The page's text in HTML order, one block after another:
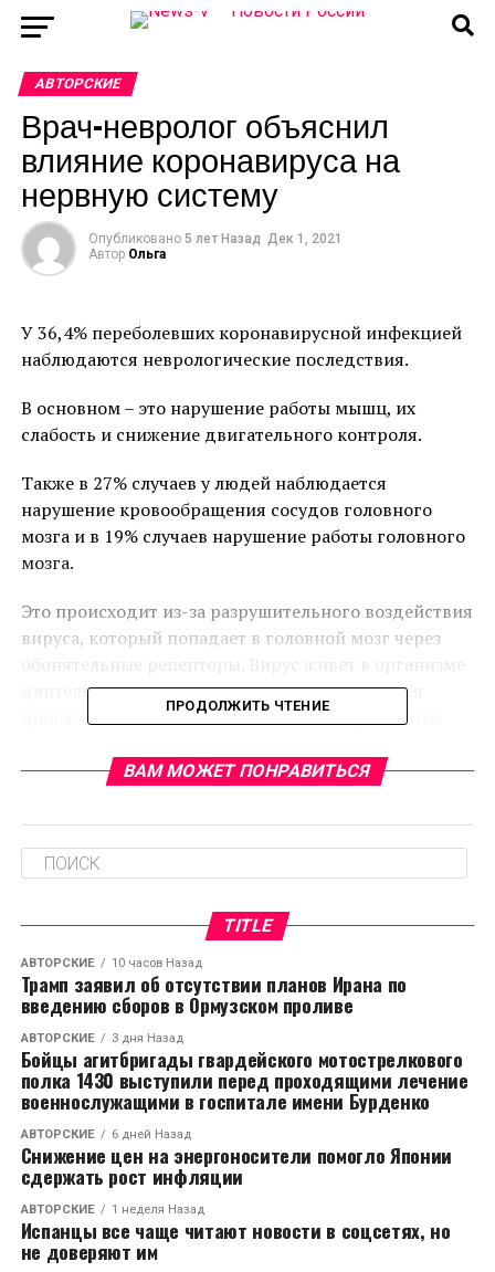
АВТОРСКИЕ
Врач-невролог объяснил
влияние коронавируса на
нервную систему
Опубликовано 5 лет Назад Дек 1, 2021
Автор Ольга
У 36,4% переболевших коронавирусной инфекцией
наблюдаются неврологические последствия.
В основном – это нарушение работы мышц, их
слабость и снижение двигательного контроля.
Также в 27% случаев у людей наблюдается
нарушение кровообращения сосудов головного
мозга и в 19% случаев нарушение работы головного
мозга.
Это происходит из-за разрушительного воздействия
вируса, который попадает в головной мозг через
длительное время и у человека могут начаться
проблемы со сном, панические атаки, тревожные
Почему обесценивается Николина Гора
Практически у 60% людей, которые переболели
ковидом выявлены проблемы с сердцем
ПРОДОЛЖИТЬ ЧТЕНИЕ
ВАМ МОЖЕТ ПОНРАВИТЬСЯ
TITLE
АВТОРСКИЕ 10 часов Назад
Трамп заявил об отсутствии планов Ирана по
введению сборов в Ормузском проливе
АВТОРСКИЕ 3 дня Назад
Бойцы агитбригады гвардейского мотострелкового
полка 1430 выступили перед проходящими лечение
военнослужащими в госпитале имени Бурденко
АВТОРСКИЕ 6 дней Назад
Снижение цен на энергоносители помогло Японии
сдержать рост инфляции
АВТОРСКИЕ 1 неделя Назад
Испанцы все чаще читают новости в соцсетях, но
не доверяют им